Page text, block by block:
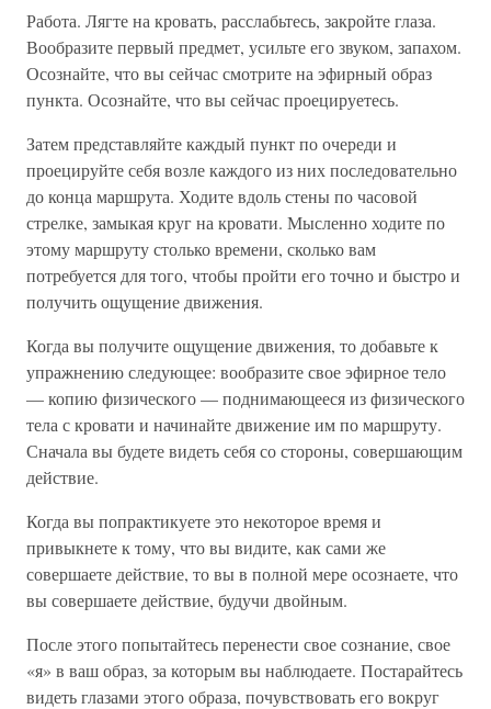
Работа. Лягте на кровать, расслабьтесь, закройте глаза.
Вообразите первый предмет, усильте его звуком, запахом.
Осознайте, что вы сейчас смотрите на эфирный образ
пункта. Осознайте, что вы сейчас проецируетесь.
Затем представляйте каждый пункт по очереди и
проецируйте себя возле каждого из них последовательно
до конца маршрута. Ходите вдоль стены по часовой
стрелке, замыкая круг на кровати. Мысленно ходите по
этому маршруту столько времени, сколько вам
потребуется для того, чтобы пройти его точно и быстро и
получить ощущение движения.
Когда вы получите ощущение движения, то добавьте к
упражнению следующее: вообразите свое эфирное тело
— копию физического — поднимающееся из физического
тела с кровати и начинайте движение им по маршруту.
Сначала вы будете видеть себя со стороны, совершающим
действие.
Когда вы попрактикуете это некоторое время и
привыкнете к тому, что вы видите, как сами же
совершаете действие, то вы в полной мере осознаете, что
вы совершаете действие, будучи двойным.
После этого попытайтесь перенести свое сознание, свое
«я» в ваш образ, за которым вы наблюдаете. Постарайтесь
видеть глазами этого образа, почувствовать его вокруг